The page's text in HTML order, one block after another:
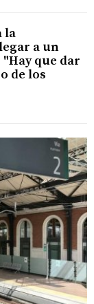
la
a un
"Hay que dar
de los